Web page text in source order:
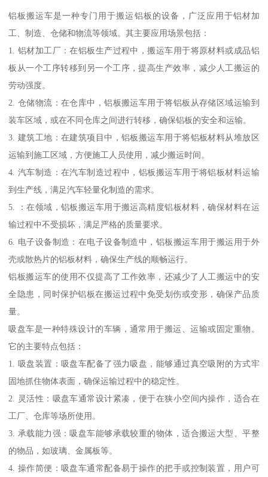
铝板搬运车是一种专门用于搬运铝板的设备，广泛应用于铝材加
工、制造、仓储和物流等领域。其主要应用场景包括：
1. 铝材加工厂：在铝板生产过程中，搬运车用于将原材料或成品铝
板从一个工序转移到另一个工序，提高生产效率，减少人工搬运的
劳动强度。
2. 仓储物流：在仓库中，铝板搬运车用于将铝板从存储区域运输到
装车区域，或在不同仓库之间进行转移，确保铝板的安全和运输。
3. 建筑工地：在建筑项目中，铝板搬运车用于将铝板材料从堆放区
运输到施工区域，方便施工人员使用，减少搬运时间。
4. 汽车制造：在汽车制造过程中，铝板搬运车用于将铝板材料运输
到生产线，满足汽车轻量化制造的需求。
5. ：在领域，铝板搬运车用于搬运高精度铝板材料，确保材料在运
输过程中不受损坏，满足严格的质量要求。
6. 电子设备制造：在电子设备制造中，铝板搬运车用于搬运用于外
壳或散热片的铝板材料，确保生产线的顺畅运行。
铝板搬运车的使用不仅提高了工作效率，还减少了人工搬运中的安
全隐患，同时保护铝板在搬运过程中免受划伤或变形，确保产品质
量。
吸盘车是一种特殊设计的车辆，通常用于搬运、运输或固定重物。
它的主要特点包括：
1. 吸盘装置：吸盘车配备了强力吸盘，能够通过真空吸附的方式牢
固地抓住物体表面，确保运输过程中的稳定性。
2. 灵活性：吸盘车通常设计紧凑，便于在狭小空间内操作，适合在
工厂、仓库等场所使用。
3. 承载能力强：吸盘车能够承载较重的物体，适合搬运大型、平整
的物品，如玻璃、金属板等。
4. 操作简便：吸盘车通常配备易于操作的把手或控制装置，用户可